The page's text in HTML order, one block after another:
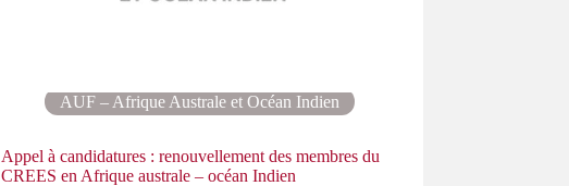
AUF – Afrique Australe et Océan Indien
Appel à candidatures : renouvellement des membres du
CREES en Afrique australe – océan Indien